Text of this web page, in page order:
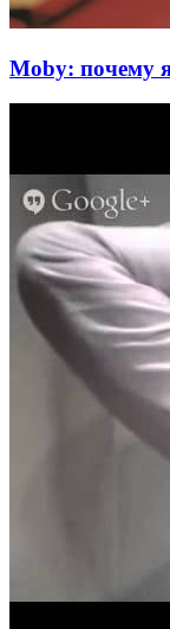
Moby: почему